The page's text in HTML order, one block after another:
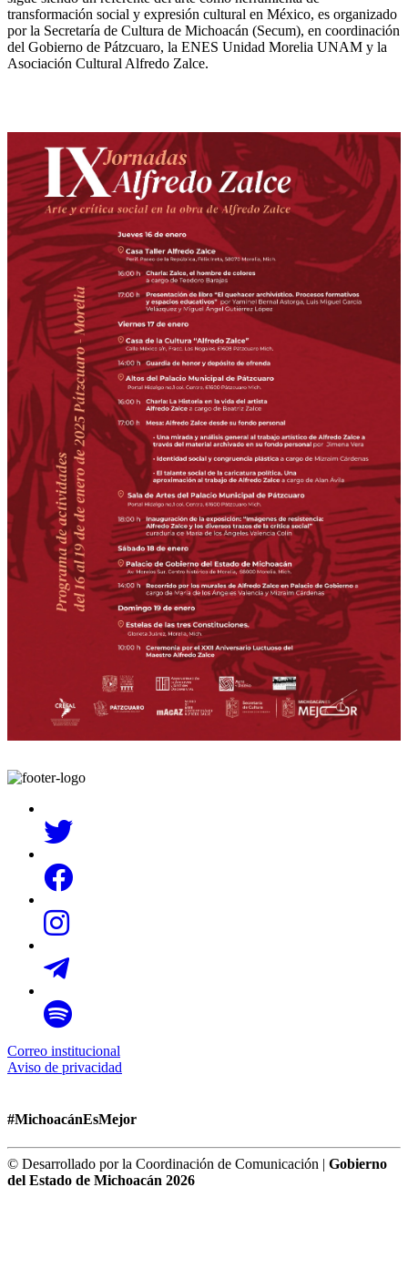
transformación social y expresión cultural en México, es organizado
por la Secretaría de Cultura de Michoacán (Secum), en coordinación
del Gobierno de Pátzcuaro, la ENES Unidad Morelia UNAM y la
Asociación Cultural Alfredo Zalce.
Correo institucional
Aviso de privacidad
#MichoacánEsMejor
© Desarrollado por la Coordinación de Comunicación | Gobierno
del Estado de Michoacán 2026